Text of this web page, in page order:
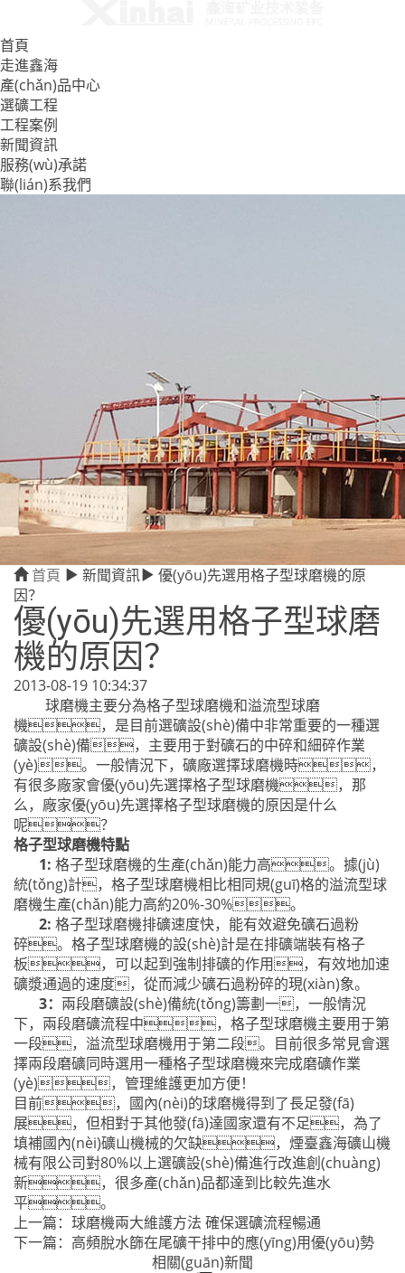
首頁
走進鑫海
產(chǎn)品中心
選礦工程
工程案例
新聞資訊
服務(wù)承諾
聯(lián)系我們
首頁 新聞資訊
優(yōu)先選用格子型球磨機的原
因？
優(yōu)先選用格子型球磨
機的原因？
2013-08-19 10:34:37
球磨機主要分為格子型球磨機和溢流型球磨
機，是目前選礦設(shè)備中非常重要的一種選
礦設(shè)備，主要用于對礦石的中碎和細碎作業
(yè)。一般情況下，礦廠選擇球磨機時，
有很多廠家會優(yōu)先選擇格子型球磨機，那
么，廠家優(yōu)先選擇格子型球磨機的原因是什么
呢？
格子型球磨機特點
1: 格子型球磨機的生產(chǎn)能力高。據(jù)
統(tǒng)計，格子型球磨機相比相同規(guī)格的溢流型球
磨機生產(chǎn)能力高約20%-30%。
2: 格子型球磨機排礦速度快，能有效避免礦石過粉
碎。格子型球磨機的設(shè)計是在排礦端裝有格子
板，可以起到強制排礦的作用，有效地加速
礦漿通過的速度，從而減少礦石過粉碎的現(xiàn)象。
3： 兩段磨礦設(shè)備統(tǒng)籌劃一，一般情況
下，兩段磨礦流程中，格子型球磨機主要用于第
一段，溢流型球磨機用于第二段。目前很多常見會選
擇兩段磨礦同時選用一種格子型球磨機來完成磨礦作業
(yè)，管理維護更加方便！
目前，國內(nèi)的球磨機得到了長足發(fā)
展，但相對于其他發(fā)達國家還有不足，為了
填補國內(nèi)礦山機械的欠缺，煙臺鑫海礦山機
械有限公司對80%以上選礦設(shè)備進行改進創(chuàng)
新，很多產(chǎn)品都達到比較先進水
平。
上一篇： 球磨機兩大維護方法 確保選礦流程暢通
下一篇： 高頻脫水篩在尾礦干排中的應(yīng)用優(yōu)勢
相關(guān)新聞